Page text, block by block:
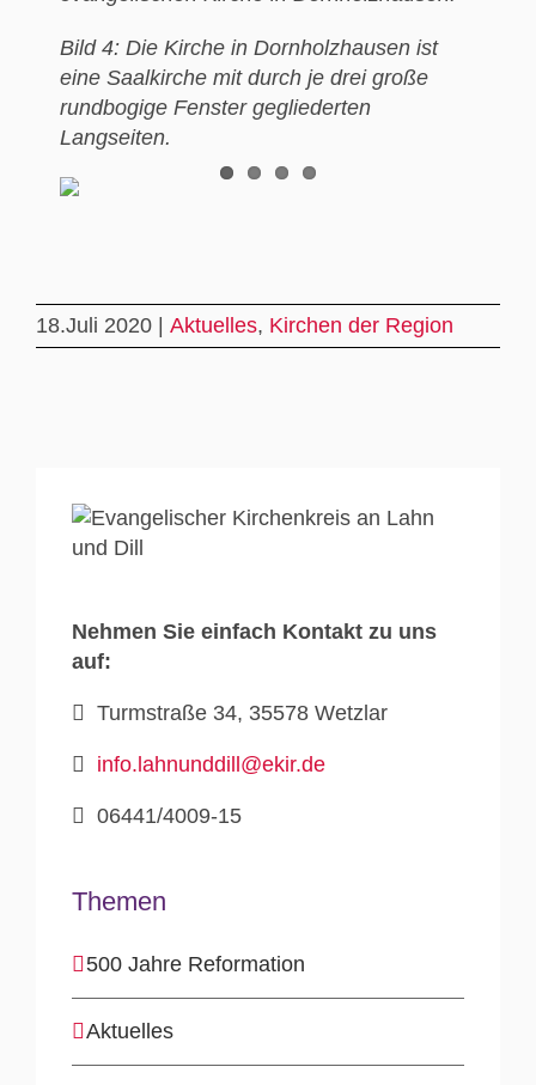
Bild 4: Die Kirche in Dornholzhausen ist
eine Saalkirche mit durch je drei große
rundbogige Fenster gegliederten
Langseiten.
18.Juli 2020 | Aktuelles, Kirchen der Region
Nehmen Sie einfach Kontakt zu uns
auf:
Turmstraße 34, 35578 Wetzlar
info.lahnunddill@ekir.de
06441/4009-15
Themen
500 Jahre Reformation
Aktuelles